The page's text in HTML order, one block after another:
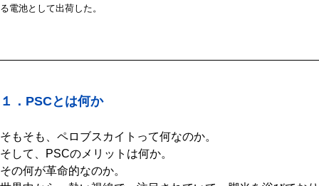
る電池として出荷した。
１．PSCとは何か
そもそも、ペロブスカイトって何なのか。
そして、PSCのメリットは何か。
その何が革命的なのか。